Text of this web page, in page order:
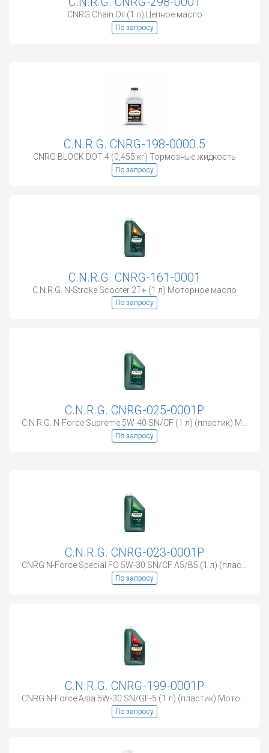
CNRG Chain Oil (1 л) Цепное масло
По запросу
C.N.R.G. CNRG-198-0000.5
CNRG BLOCK DOT 4 (0,455 кг) Тормозные жидкость
По запросу
C.N.R.G. CNRG-161-0001
C.N.R.G. N-Stroke Scooter 2T+ (1 л) Моторное масло
По запросу
C.N.R.G. CNRG-025-0001P
C.N.R.G. N-Force Supreme 5W-40 SN/CF (1 л) (пластик) Моторное масло
По запросу
C.N.R.G. CNRG-023-0001P
По запросу
C.N.R.G. CNRG-199-0001P
По запросу